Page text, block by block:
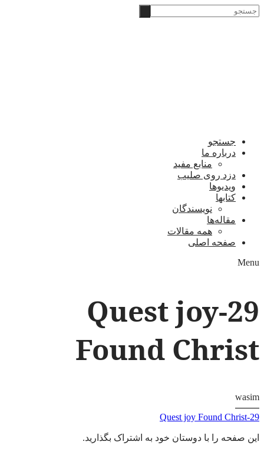
Skip
to
‫جستجو
جستجو
درباره ما
منابع مفید
دزد روی صلیب
ویدیوها
کتابها
نویسندگان
مقاله‌ها
همه مقالات
صفحه اصلی
Menu
29-Quest joy
Found Christ
wasim
29-Quest joy Found Christ
این صفحه را با دوستان خود به اشتراک بگذارید.